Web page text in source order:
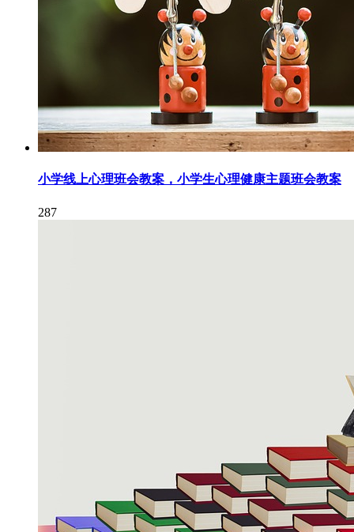
小学线上心理班会教案，小学生心理健康主题班会教案
287